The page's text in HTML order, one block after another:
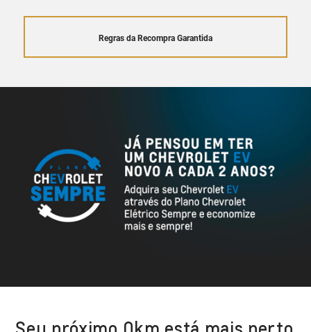
Regras da Recompra Garantida